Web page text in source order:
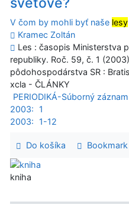
V čom by mohli byť naše lesy
Kramec Zoltán
Les : časopis Ministerstva
republiky. Roč. 59, č. 1
pôdohospodárstva SR :
xcla - ČLÁNKY
PERIODIKÁ-Súborný
2003:
1
2003:
1-12
Do košíka Bookmark
kniha